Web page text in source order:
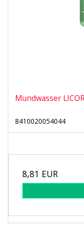
Mundwasser
8410020054044
8,81 EUR